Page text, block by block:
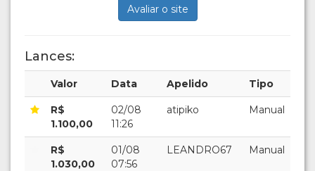
Avaliar o site
Lances:
Valor Data Apelido Tipo
R$
1.100,00
02/08
11:26
atipiko Manual
R$
1.030,00
01/08
07:56
LEANDRO67 Manual